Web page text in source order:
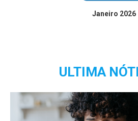
Janeiro 2026
ULTIMA